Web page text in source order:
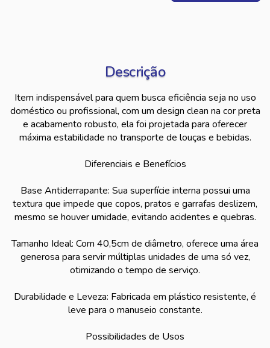
Descrição
Item indispensável para quem busca eficiência seja no uso
doméstico ou profissional, com um design clean na cor preta
e acabamento robusto, ela foi projetada para oferecer
máxima estabilidade no transporte de louças e bebidas.
Diferenciais e Benefícios
Base Antiderrapante: Sua superfície interna possui uma
textura que impede que copos, pratos e garrafas deslizem,
mesmo se houver umidade, evitando acidentes e quebras.
Tamanho Ideal: Com 40,5cm de diâmetro, oferece uma área
generosa para servir múltiplas unidades de uma só vez,
otimizando o tempo de serviço.
Durabilidade e Leveza: Fabricada em plástico resistente, é
leve para o manuseio constante.
Possibilidades de Usos